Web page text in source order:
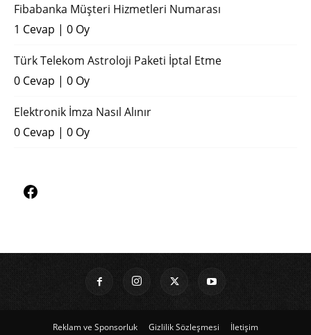
Fibabanka Müşteri Hizmetleri Numarası
1 Cevap | 0 Oy
Türk Telekom Astroloji Paketi İptal Etme
0 Cevap | 0 Oy
Elektronik İmza Nasıl Alınır
0 Cevap | 0 Oy
Reklam ve Sponsorluk Gizlilik Sözleşmesi İletişim